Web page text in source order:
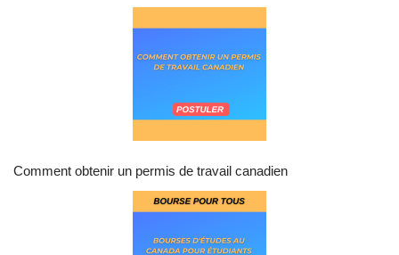
Comment obtenir un permis de travail canadien